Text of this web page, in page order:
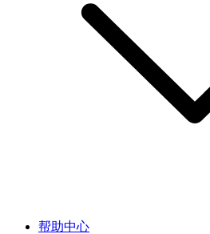
帮助中心